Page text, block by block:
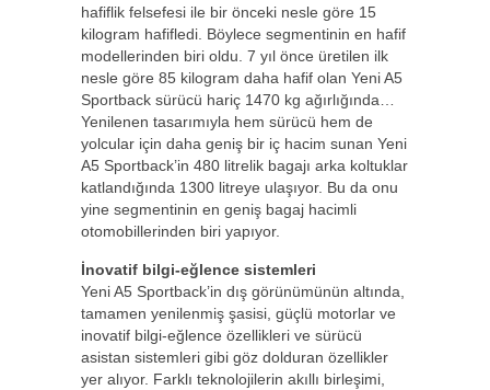
hafiflik felsefesi ile bir önceki nesle göre 15
kilogram hafifledi. Böylece segmentinin en hafif
modellerinden biri oldu. 7 yıl önce üretilen ilk
nesle göre 85 kilogram daha hafif olan Yeni A5
Sportback sürücü hariç 1470 kg ağırlığında…
Yenilenen tasarımıyla hem sürücü hem de
yolcular için daha geniş bir iç hacim sunan Yeni
A5 Sportback’in 480 litrelik bagajı arka koltuklar
katlandığında 1300 litreye ulaşıyor. Bu da onu
yine segmentinin en geniş bagaj hacimli
otomobillerinden biri yapıyor.
İnovatif bilgi-eğlence sistemleri
Yeni A5 Sportback’in dış görünümünün altında,
tamamen yenilenmiş şasisi, güçlü motorlar ve
inovatif bilgi-eğlence özellikleri ve sürücü
asistan sistemleri gibi göz dolduran özellikler
yer alıyor. Farklı teknolojilerin akıllı birleşimi,